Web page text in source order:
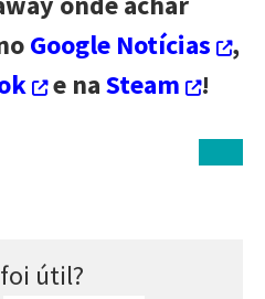
Google Notícias
,
e naSteam !
útil?